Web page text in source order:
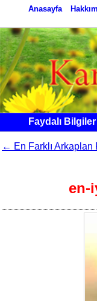
Anasayfa
Faydalı Bilgiler
← En Farklı Arkaplan
en-